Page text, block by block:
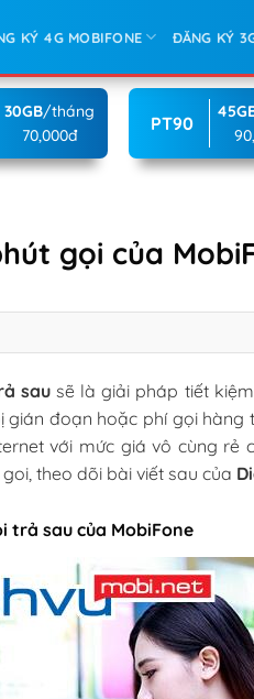
KÝ 4G MOBIFONE ĐĂNG KÝ
30GB/tháng
70,000đ
PT90
gọi của
sau sẽ là giải pháp tiết
đoạn hoặc phí gọi
với mức giá vô cùng rẻ
theo dõi bài viết sau của
trả sau của MobiFone